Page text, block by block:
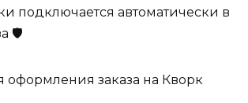
подключается автоматически в
🛡️